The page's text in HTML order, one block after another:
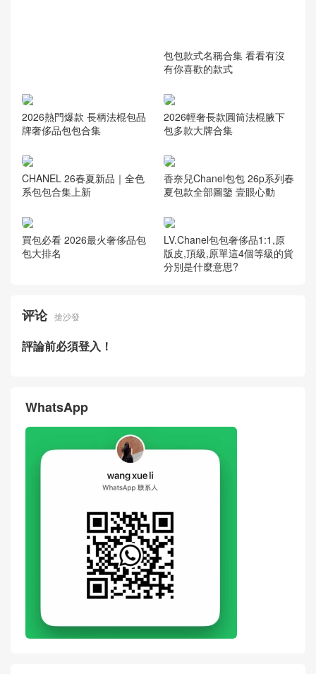
包包款式名稱合集 看看有沒
有你喜歡的款式
2026熱門爆款 長柄法棍包品
牌奢侈品包包合集
2026輕奢長款圓筒法棍腋下
包多款大牌合集
CHANEL 26春夏新品｜全色
系包包合集上新
香奈兒Chanel包包 26p系列春
夏包款全部圖鑒 壹眼心動
買包必看 2026最火奢侈品包
包大排名
LV.Chanel包包奢侈品1:1,原
版皮,頂級,原單這4個等級的貨
分別是什麼意思?
评论 搶沙發
評論前必須登入！
WhatsApp